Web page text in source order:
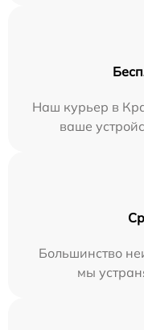
Наш курьер в
ваше
Большинство
мы